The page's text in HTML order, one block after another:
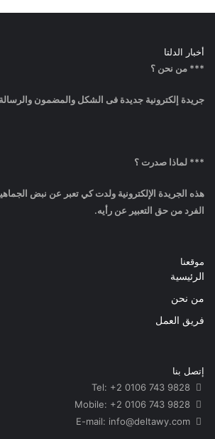
أخبار الدلتا
*** من نحن ؟
جريدة إلكترونية جديدة فى الشكل والمضمون والرسالة
*** لماذا صدرت ؟
هذه الجريدة الإلكترونية ولدت كي تعبر عن نبض
الفرد من حق التعبير عن رأيه.
موقعنا
الرئيسية
من نحن
فريق العمل
إتصل بنا
info@deltawy.com